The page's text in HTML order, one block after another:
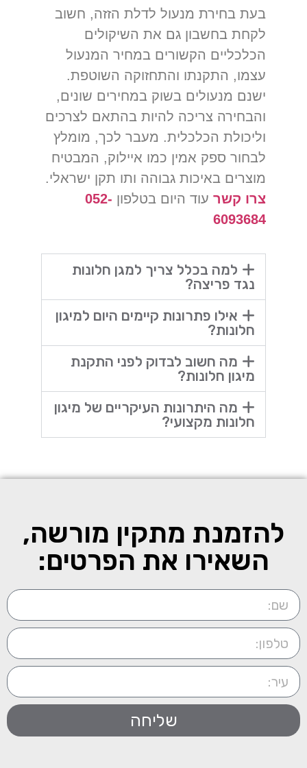
בעת בחירת מנעול לדלת הזזה, חשוב
לקחת בחשבון גם את השיקולים
הכלכליים הקשורים במחיר המנעול
עצמו, התקנתו והתחזוקה השוטפת.
ישנם מנעולים בשוק במחירים שונים,
והבחירה צריכה להיות בהתאם לצרכים
וליכולת הכלכלית. מעבר לכך, מומלץ
לבחור ספק אמין כמו איילוק, המבטיח
מוצרים באיכות גבוהה ותו תקן ישראלי.
צרו קשר עוד היום בטלפון 052-
6093684
למה בכלל צריך למגן חלונות
נגד פריצה?
אילו פתרונות קיימים היום למיגון
חלונות?
מה חשוב לבדוק לפני התקנת
מיגון חלונות?
מה היתרונות העיקריים של מיגון
חלונות מקצועי?
להזמנת מתקין מורשה,
השאירו את הפרטים:
שליחה